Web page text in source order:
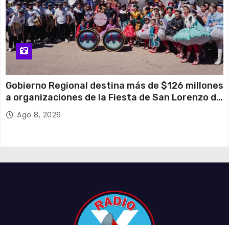
Gobierno Regional destina más de $126 millones
a organizaciones de la Fiesta de San Lorenzo de
Tarapacá
Ago 8, 2026